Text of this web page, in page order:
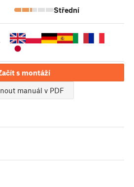
Střední
s montáží
manuál v PDF